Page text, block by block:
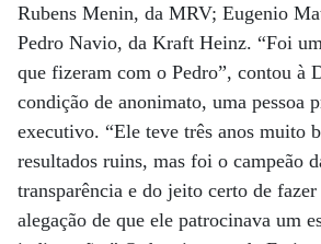
Rubens Menin, da MRV; Eugenio
Pedro Navio, da Kraft Heinz. “Foi
que fizeram com o Pedro”, contou à
condição de anonimato, uma pessoa
executivo. “Ele teve três anos muito
resultados ruins, mas foi o campeão
transparência e do jeito certo de
alegação de que ele patrocinava um